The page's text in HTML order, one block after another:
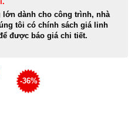
dành cho công trình, nhà
tôi có chính sách giá linh
được báo giá chi tiết.
-36%